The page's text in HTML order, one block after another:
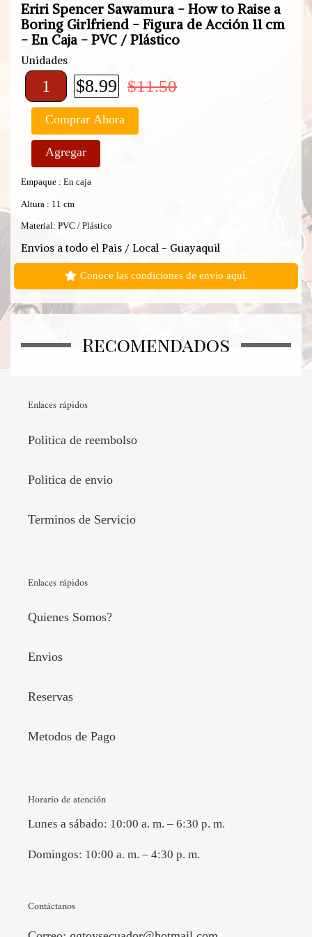
Eriri Spencer Sawamura - How to Raise a
Boring Girlfriend - Figura de Acción 11 cm
- En Caja - PVC / Plástico
Unidades
$8.99 $11.50
Comprar Ahora
Agregar
Empaque : En caja
Altura : 11 cm
Material: PVC / Plástico
Envios a todo el Pais / Local - Guayaquil
Conoce las condiciones de envio aquí.
Recomendados
Enlaces rápidos
Politica de reembolso
Politica de envio
Terminos de Servicio
Enlaces rápidos
Quienes Somos?
Envios
Reservas
Metodos de Pago
Horario de atención
Lunes a sábado: 10:00 a. m. – 6:30 p. m.
Domingos: 10:00 a. m. – 4:30 p. m.
Contáctanos